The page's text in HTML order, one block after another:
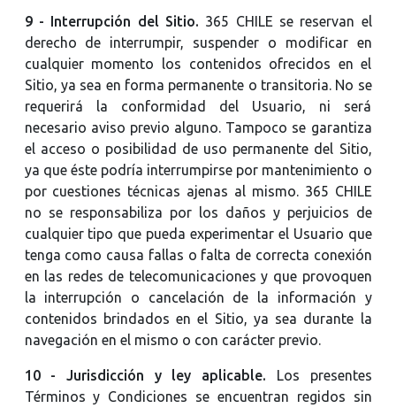
9 - Interrupción del Sitio. 365 CHILE se reservan el
derecho de interrumpir, suspender o modificar en
cualquier momento los contenidos ofrecidos en el
Sitio, ya sea en forma permanente o transitoria. No se
requerirá la conformidad del Usuario, ni será
necesario aviso previo alguno. Tampoco se garantiza
el acceso o posibilidad de uso permanente del Sitio,
ya que éste podría interrumpirse por mantenimiento o
por cuestiones técnicas ajenas al mismo. 365 CHILE
no se responsabiliza por los daños y perjuicios de
cualquier tipo que pueda experimentar el Usuario que
tenga como causa fallas o falta de correcta conexión
en las redes de telecomunicaciones y que provoquen
la interrupción o cancelación de la información y
contenidos brindados en el Sitio, ya sea durante la
navegación en el mismo o con carácter previo.
10 - Jurisdicción y ley aplicable. Los presentes
Términos y Condiciones se encuentran regidos sin